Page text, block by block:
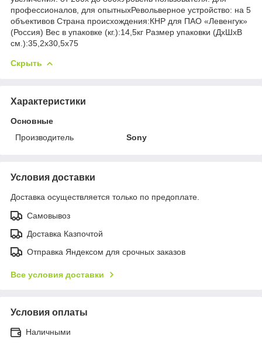
Скрыть
Характеристики
Основные
Производитель
Sony
Условия доставки
Доставка осуществляется только по предоплате.
Самовывоз
Доставка Казпочтой
Отправка Яндексом для срочных заказов
Все условия доставки
Условия оплаты
Наличными